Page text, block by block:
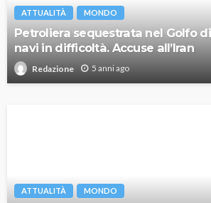
ATTUALITÀ MONDO
Petroliera sequestrata nel Golfo
navi in difficoltà. Accuse all’Iran
Redazione 5 anni ago
ATTUALITÀ MONDO